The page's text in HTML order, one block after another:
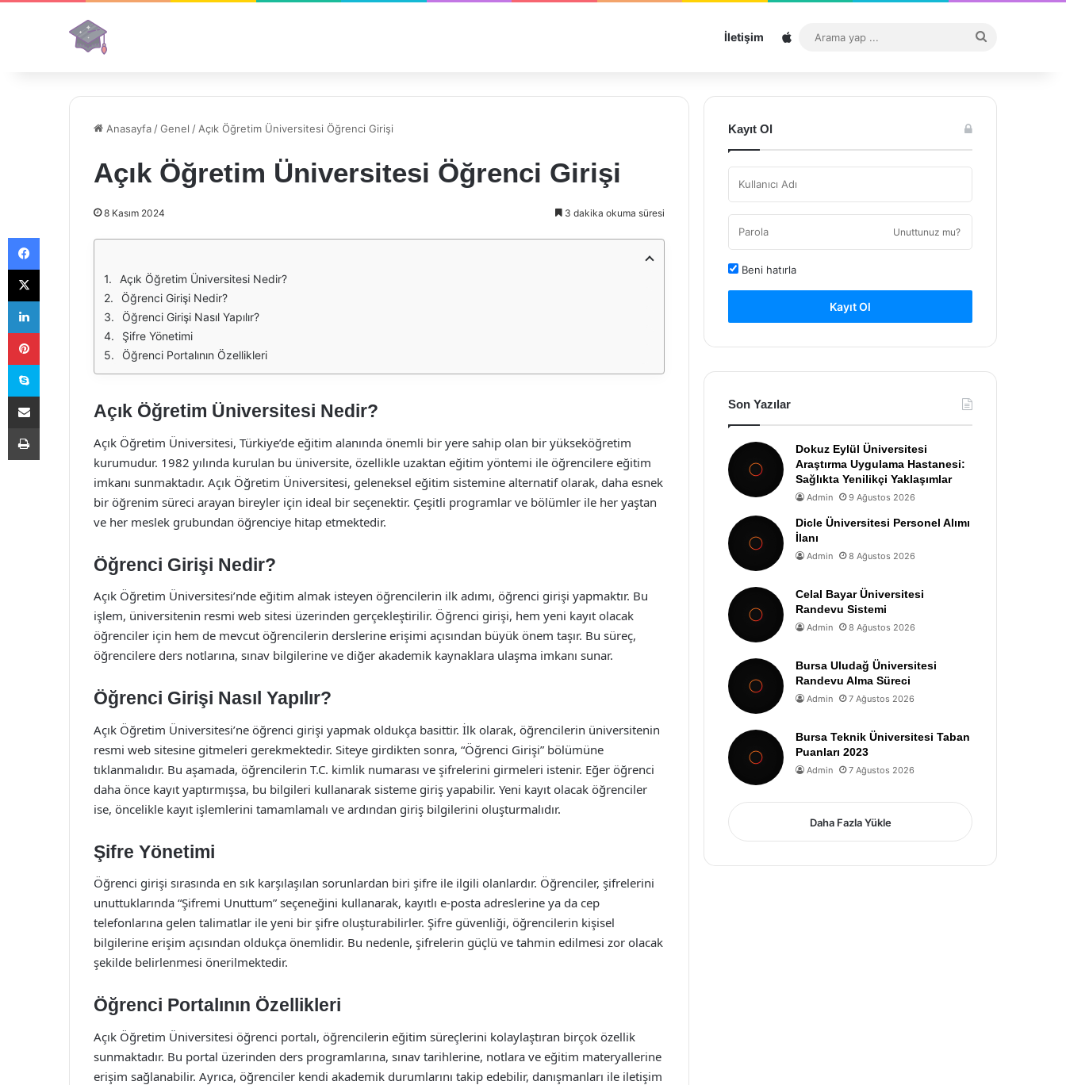
İletişim Sitemap
...
Anasayfa /Genel / Açık Öğretim Üniversitesi Öğrenci Girişi
Açık Öğretim Üniversitesi Öğrenci Girişi
8 Kasım 2024 3 dakika okuma süresi
Açık Öğretim Üniversitesi Nedir?
Öğrenci Girişi Nedir?
Öğrenci Girişi Nasıl Yapılır?
Şifre Yönetimi
Öğrenci Portalının Özellikleri
Açık Öğretim Üniversitesi Nedir?
Açık Öğretim Üniversitesi, Türkiye’de eğitim alanında önemli bir yere sahip olan bir yükseköğretim
kurumudur. 1982 yılında kurulan bu üniversite, özellikle uzaktan eğitim yöntemi ile öğrencilere eğitim
imkanı sunmaktadır. Açık Öğretim Üniversitesi, geleneksel eğitim sistemine alternatif olarak, daha esnek
bir öğrenim süreci arayan bireyler için ideal bir seçenektir. Çeşitli programlar ve bölümler ile her yaştan
ve her meslek grubundan öğrenciye hitap etmektedir.
Öğrenci Girişi Nedir?
Açık Öğretim Üniversitesi’nde eğitim almak isteyen öğrencilerin ilk adımı, öğrenci girişi yapmaktır. Bu
işlem, üniversitenin resmi web sitesi üzerinden gerçekleştirilir. Öğrenci girişi, hem yeni kayıt olacak
öğrenciler için hem de mevcut öğrencilerin derslerine erişimi açısından büyük önem taşır. Bu süreç,
öğrencilere ders notlarına, sınav bilgilerine ve diğer akademik kaynaklara ulaşma imkanı sunar.
Öğrenci Girişi Nasıl Yapılır?
Açık Öğretim Üniversitesi’ne öğrenci girişi yapmak oldukça basittir. İlk olarak, öğrencilerin üniversitenin
resmi web sitesine gitmeleri gerekmektedir. Siteye girdikten sonra, “Öğrenci Girişi” bölümüne
tıklanmalıdır. Bu aşamada, öğrencilerin T.C. kimlik numarası ve şifrelerini girmeleri istenir. Eğer öğrenci
daha önce kayıt yaptırmışsa, bu bilgileri kullanarak sisteme giriş yapabilir. Yeni kayıt olacak öğrenciler
ise, öncelikle kayıt işlemlerini tamamlamalı ve ardından giriş bilgilerini oluşturmalıdır.
Şifre Yönetimi
Öğrenci girişi sırasında en sık karşılaşılan sorunlardan biri şifre ile ilgili olanlardır. Öğrenciler, şifrelerini
unuttuklarında “Şifremi Unuttum” seçeneğini kullanarak, kayıtlı e-posta adreslerine ya da cep
telefonlarına gelen talimatlar ile yeni bir şifre oluşturabilirler. Şifre güvenliği, öğrencilerin kişisel
bilgilerine erişim açısından oldukça önemlidir. Bu nedenle, şifrelerin güçlü ve tahmin edilmesi zor olacak
şekilde belirlenmesi önerilmektedir.
Öğrenci Portalının Özellikleri
Açık Öğretim Üniversitesi öğrenci portalı, öğrencilerin eğitim süreçlerini kolaylaştıran birçok özellik
sunmaktadır. Bu portal üzerinden ders programlarına, sınav tarihlerine, notlara ve eğitim materyallerine
erişim sağlanabilir. Ayrıca, öğrenciler kendi akademik durumlarını takip edebilir, danışmanları ile iletişim
Kayıt Ol
Unuttunuz mu?
Beni hatırla
Kayıt Ol
Son Yazılar
Dokuz Eylül Üniversitesi
Araştırma Uygulama Hastanesi:
Sağlıkta Yenilikçi Yaklaşımlar
Admin 9 Ağustos 2026
Dicle Üniversitesi Personel Alımı
İlanı
Admin 8 Ağustos 2026
Celal Bayar Üniversitesi
Randevu Sistemi
Admin 8 Ağustos 2026
Bursa Uludağ Üniversitesi
Randevu Alma Süreci
Admin 7 Ağustos 2026
Bursa Teknik Üniversitesi Taban
Puanları 2023
Admin 7 Ağustos 2026
Daha Fazla Yükle
Facebook
X
LinkedIn
Pinterest
Skype
E-Posta ile paylaş